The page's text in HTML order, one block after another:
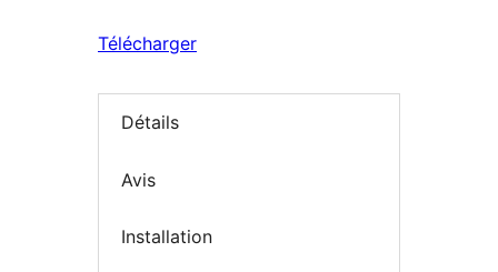
Télécharger
Détails
Avis
Installation